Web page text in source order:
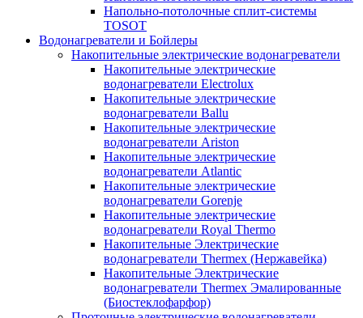
Напольно-потолочные сплит-системы
TOSOT
Водонагреватели и Бойлеры
Накопительные электрические водонагреватели
Накопительные электрические
водонагреватели Electrolux
Накопительные электрические
водонагреватели Ballu
Накопительные электрические
водонагреватели Ariston
Накопительные электрические
водонагреватели Atlantic
Накопительные электрические
водонагреватели Gorenje
Накопительные электрические
водонагреватели Royal Thermo
Накопительные Электрические
водонагреватели Thermex (Нержавейка)
Накопительные Электрические
водонагреватели Thermex Эмалированные
(Биостеклофарфор)